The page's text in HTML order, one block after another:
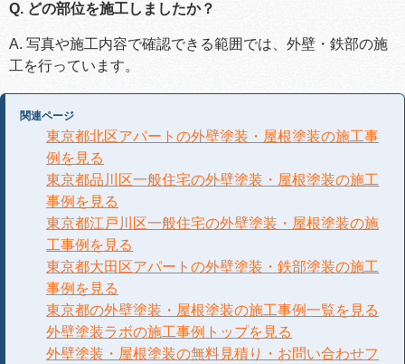
Q. どの部位を施工しましたか？
A. 写真や施工内容で確認できる範囲では、外壁・鉄部の施
工を行っています。
関連ページ
東京都北区アパートの外壁塗装・屋根塗装の施工事
例を見る
東京都品川区一般住宅の外壁塗装・屋根塗装の施工
事例を見る
東京都江戸川区一般住宅の外壁塗装・屋根塗装の施
工事例を見る
東京都大田区アパートの外壁塗装・鉄部塗装の施工
事例を見る
東京都の外壁塗装・屋根塗装の施工事例一覧を見る
外壁塗装ラボの施工事例トップを見る
外壁塗装・屋根塗装の無料見積り・お問い合わせフ